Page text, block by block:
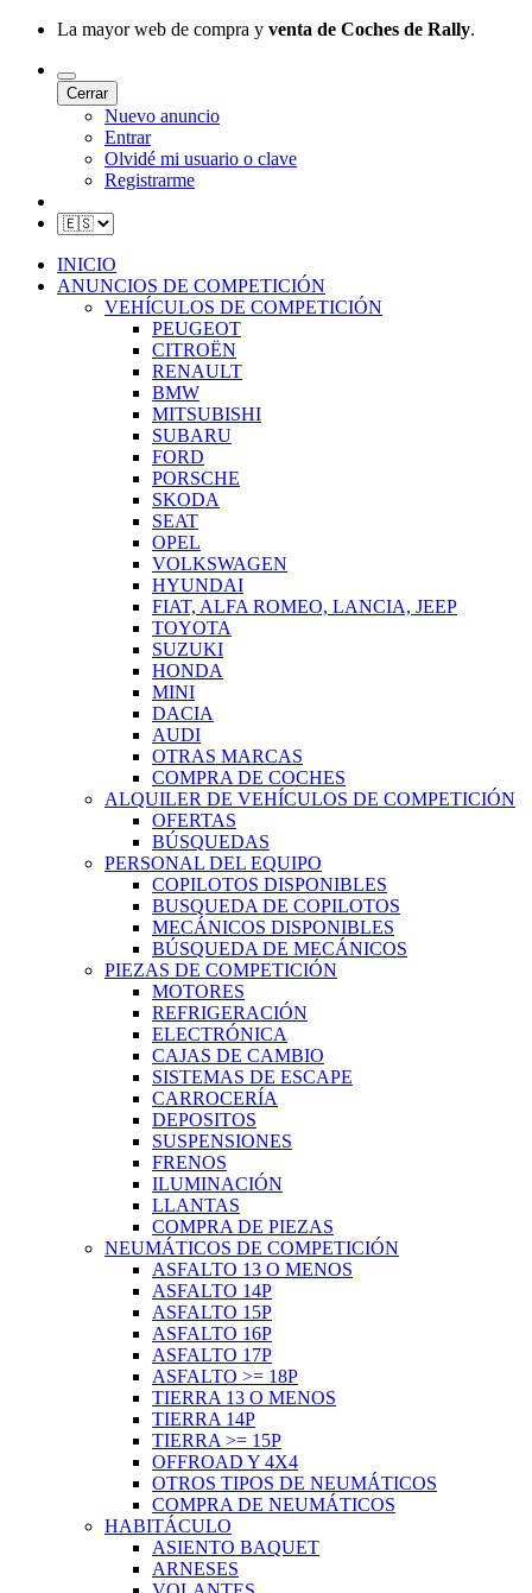
La mayor web de compra y venta de Coches de Rally.
Cerrar
Nuevo anuncio
Entrar
Olvidé mi usuario o clave
Registrarme
INICIO
ANUNCIOS DE COMPETICIÓN
VEHÍCULOS DE COMPETICIÓN
PEUGEOT
CITROËN
RENAULT
BMW
MITSUBISHI
SUBARU
FORD
PORSCHE
SKODA
SEAT
OPEL
VOLKSWAGEN
HYUNDAI
FIAT, ALFA ROMEO, LANCIA, JEEP
TOYOTA
SUZUKI
HONDA
MINI
DACIA
AUDI
OTRAS MARCAS
COMPRA DE COCHES
ALQUILER DE VEHÍCULOS DE COMPETICIÓN
OFERTAS
BÚSQUEDAS
PERSONAL DEL EQUIPO
COPILOTOS DISPONIBLES
BUSQUEDA DE COPILOTOS
MECÁNICOS DISPONIBLES
BÚSQUEDA DE MECÁNICOS
PIEZAS DE COMPETICIÓN
MOTORES
REFRIGERACIÓN
ELECTRÓNICA
CAJAS DE CAMBIO
SISTEMAS DE ESCAPE
CARROCERÍA
DEPOSITOS
SUSPENSIONES
FRENOS
ILUMINACIÓN
LLANTAS
COMPRA DE PIEZAS
NEUMÁTICOS DE COMPETICIÓN
ASFALTO 13 O MENOS
ASFALTO 14P
ASFALTO 15P
ASFALTO 16P
ASFALTO 17P
ASFALTO >= 18P
TIERRA 13 O MENOS
TIERRA 14P
TIERRA >= 15P
OFFROAD Y 4X4
OTROS TIPOS DE NEUMÁTICOS
COMPRA DE NEUMÁTICOS
HABITÁCULO
ASIENTO BAQUET
ARNESES